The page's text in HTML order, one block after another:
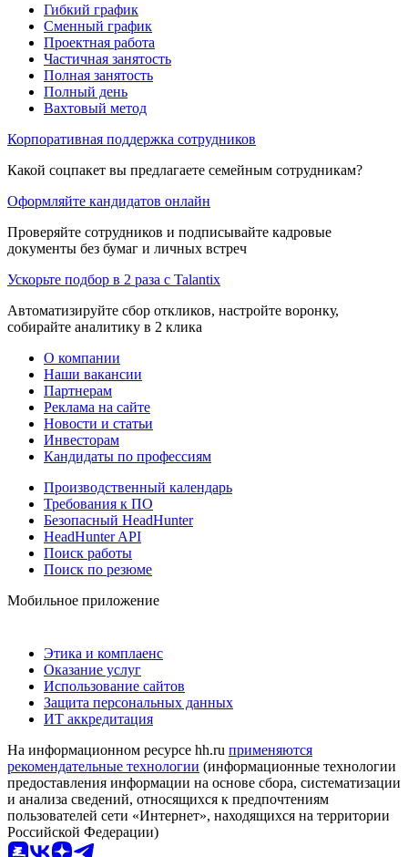
Гибкий график
Сменный график
Проектная работа
Частичная занятость
Полная занятость
Полный день
Вахтовый метод
Корпоративная поддержка сотрудников
Какой соцпакет вы предлагаете семейным сотрудникам?
Оформляйте кандидатов онлайн
Проверяйте сотрудников и подписывайте кадровые
документы без бумаг и личных встреч
Ускорьте подбор в 2 раза с Talantix
Автоматизируйте сбор откликов, настройте воронку,
собирайте аналитику в 2 клика
О компании
Наши вакансии
Партнерам
Реклама на сайте
Новости и статьи
Инвесторам
Кандидаты по профессиям
Производственный календарь
Требования к ПО
Безопасный HeadHunter
HeadHunter API
Поиск работы
Поиск по резюме
Мобильное приложение
Этика и комплаенс
Оказание услуг
Использование сайтов
Защита персональных данных
ИТ аккредитация
На информационном ресурсе hh.ru применяются
рекомендательные технологии (информационные технологии
предоставления информации на основе сбора, систематизации
и анализа сведений, относящихся к предпочтениям
пользователей сети «Интернет», находящихся на территории
Российской Федерации)